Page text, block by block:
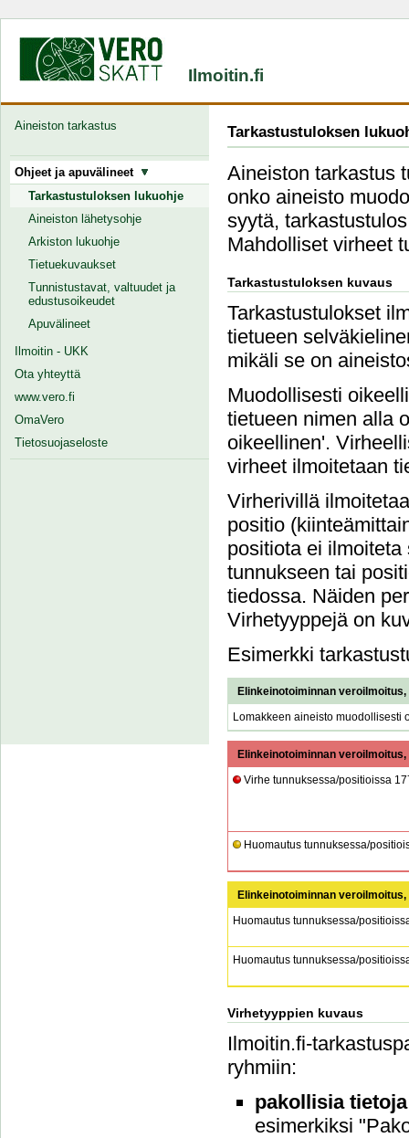
Ilmoitin.fi
Aineiston tarkastus
Ohjeet ja apuvälineet
Tarkastustuloksen lukuohje
Aineiston lähetysohje
Arkiston lukuohje
Tietuekuvaukset
Tunnistustavat, valtuudet ja
edustusoikeudet
Apuvälineet
Ilmoitin - UKK
Ota yhteyttä
www.vero.fi
OmaVero
Tietosuojaseloste
Tarkastustuloksen
Aineiston tarkastus
onko aineisto
syytä,
Mahdolliset virheet
Tarkastustuloksen kuvaus
Tarkastustulokset
tietueen
mikäli se on
Muodollisesti
tietueen nimen alla
oikeellinen'.
virheet ilmoitetaan
Virherivillä
positio
positiota ei
tunnukseen tai
tiedossa. Näiden
Virhetyyppejä on
Esimerkki
Elinkeinotoiminnan
Lomakkeen aineisto muodollisesti
Elinkeinotoiminnan
Virhe tunnuksessa/positioissa
Huomautus tunnuksessa/
Elinkeinotoiminnan
Huomautus tunnuksessa/
Huomautus tunnuksessa/
Virhetyyppien kuvaus
Ilmoitin.fi-
ryhmiin:
pakollisia
esimerkiksi